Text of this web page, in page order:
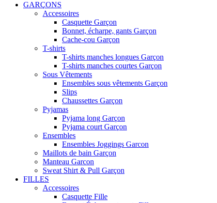
GARÇONS
Accessoires
Casquette Garçon
Bonnet, écharpe, gants Garçon
Cache-cou Garçon
T-shirts
T-shirts manches longues Garçon
T-shirts manches courtes Garçon
Sous Vêtements
Ensembles sous vêtements Garçon
Slips
Chaussettes Garçon
Pyjamas
Pyjama long Garçon
Pyjama court Garçon
Ensembles
Ensembles Joggings Garcon
Maillots de bain Garçon
Manteau Garcon
Sweat Shirt & Pull Garçon
FILLES
Accessoires
Casquette Fille